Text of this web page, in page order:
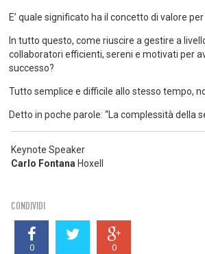
E’ quale significato ha il concetto di valore
In tutto questo, come riuscire a gestire a
collaboratori efficienti, sereni e motivati per
successo?
Tutto semplice e difficile allo stesso tempo,
Detto in poche parole: “La complessità della
Keynote Speaker
Carlo Fontana Hoxell
CONDIVIDI
0 0